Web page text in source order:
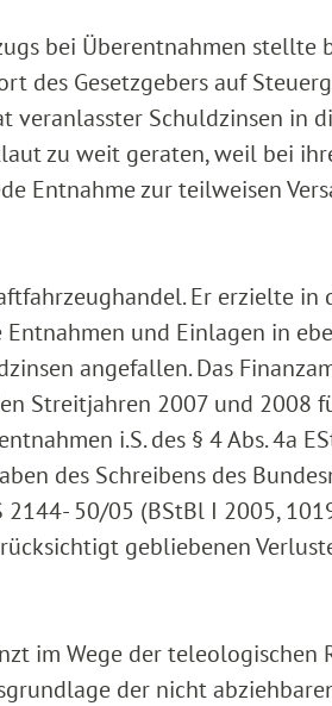
bei Überentnahmen stellte
des Gesetzgebers auf
Schuldzinsen in
zu weit geraten, weil bei
Entnahme zur teilweisen
Er erzielte in
und Einlagen in
angefallen. Das
Streitjahren 2007 und 2008
i.S. des § 4 Abs. 4a
des Schreibens des
2144- 50/05 (BStBl I 2005,
gebliebenen
im Wege der teleologischen
der nicht